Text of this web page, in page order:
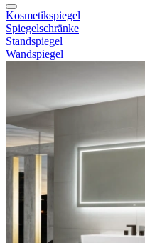
Kosmetikspiegel
Spiegelschränke
Standspiegel
Wandspiegel